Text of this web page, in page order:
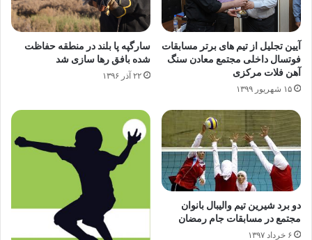
آیین تجلیل از تیم های برتر مسابقات
فوتسال داخلی مجتمع معادن سنگ
آهن فلات مرکزی
۱۵ شهریور ۱۳۹۹
سارگپه پا بلند در منطقه حفاظت
شده بافق رها سازی شد
۲۲ آذر ۱۳۹۶
دو برد شیرین تیم والیبال بانوان
مجتمع در مسابقات جام رمضان
۶ خرداد ۱۳۹۷